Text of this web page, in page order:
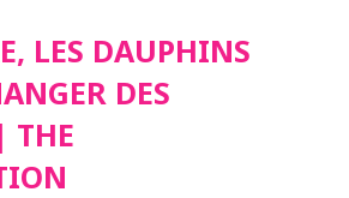
LES DAUPHINS
DES
THE